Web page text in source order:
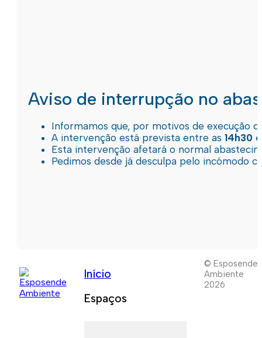
Aviso de interrupção no
Informamos que, por motivos de execução
A intervenção está prevista entre as 14h30
Esta intervenção afetará o normal
Pedimos desde já desculpa pelo incómodo
Início
Espaços
© Esposende
Ambiente
2026